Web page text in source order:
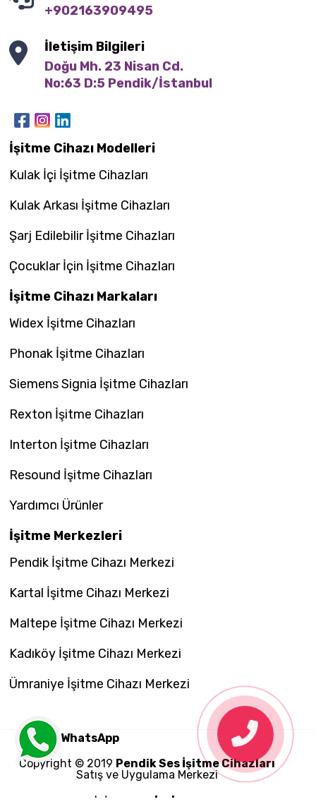
+902163909495
İletişim Bilgileri
Doğu Mh. 23 Nisan Cd.
No:63 D:5 Pendik/İstanbul
İşitme Cihazı Modelleri
Kulak İçi İşitme Cihazları
Kulak Arkası İşitme Cihazları
Şarj Edilebilir İşitme Cihazları
Çocuklar İçin İşitme Cihazları
İşitme Cihazı Markaları
Widex İşitme Cihazları
Phonak İşitme Cihazları
Siemens Signia İşitme Cihazları
Rexton İşitme Cihazları
Interton İşitme Cihazları
Resound İşitme Cihazları
Yardımcı Ürünler
İşitme Merkezleri
Pendik İşitme Cihazı Merkezi
Kartal İşitme Cihazı Merkezi
Maltepe İşitme Cihazı Merkezi
Kadıköy İşitme Cihazı Merkezi
Ümraniye İşitme Cihazı Merkezi
Copyright © 2019 Pendik Ses İşitme Cihazları
Satış ve Uygulama Merkezi
web tasarım
studyocrea
WhatsApp